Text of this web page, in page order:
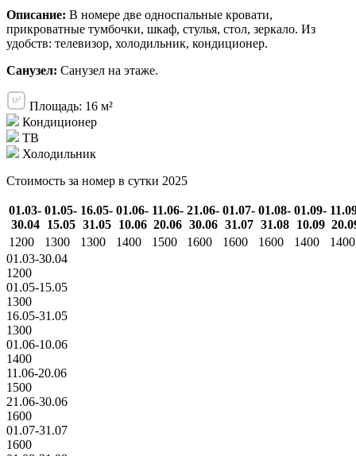
Описание: В номере две односпальные кровати,
прикроватные тумбочки, шкаф, стулья, стол, зеркало. Из
удобств: телевизор, холодильник, кондиционер.
Санузел: Санузел на этаже.
Площадь: 16 м²
Кондиционер
ТВ
Холодильник
Стоимость за номер в сутки 2025
01.03-
30.04
01.05-
15.05
16.05-
31.05
01.06-
10.06
11.06-
20.06
21.06-
30.06
01.07-
31.07
01.08-
31.08
01.09-
10.09
1200
1300 1300 1400 1500 1600 1600 1600 1400
1400
01.03-30.04
1200
01.05-15.05
1300
16.05-31.05
1300
01.06-10.06
1400
11.06-20.06
1500
21.06-30.06
1600
01.07-31.07
1600